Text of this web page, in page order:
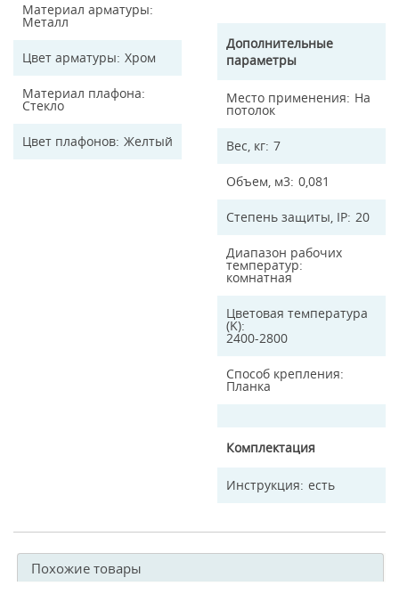
Материал арматуры
Металл
Цвет арматуры Хром
Материал плафона
Стекло
Цвет плафонов Желтый
Дополнительные
параметры
Место применения На
потолок
Вес, кг 7
Объем, м3 0,081
Степень защиты, IP 20
Диапазон рабочих
температур
комнатная
Цветовая температура
(K)
2400-2800
Способ крепления
Планка
Комплектация
Инструкция есть
Похожие товары